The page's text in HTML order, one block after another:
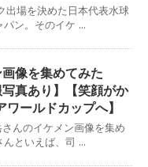
出場を決めた日本代表水球
ン。そのイケ ...
像を集めてみた
写真あり】【笑顔がか
ールドカップへ】
んのイケメン画像を集め
といえば、司 ...